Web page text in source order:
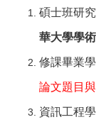
碩士班研
華大學學
修課畢業
論文題目
資訊工程